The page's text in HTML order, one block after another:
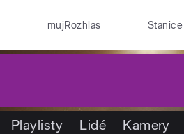
mujRozhlas Stanice
Playlisty Lidé Kamery